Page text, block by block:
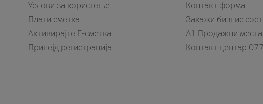
Услови за користење
Плати сметка
Активирајте Е-сметка
Припејд регистрација
Контакт форма
Закажи бизнис
A1 Продажни места
Контакт центар